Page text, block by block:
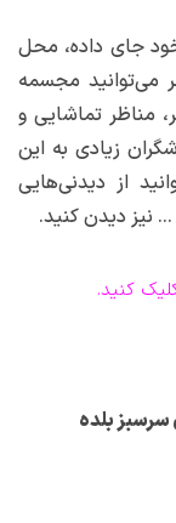
جای داده، محل
می‌توانید مجسمه
مناظر تماشایی و
زیادی به این
از دیدنی‌هایی
کنید.
بلده